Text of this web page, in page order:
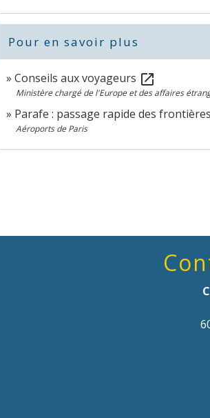
Pour en savoir plus
Conseils aux voyageurs open_in_new
Ministère chargé de l'Europe et des affaires
Parafe : passage rapide des frontières
Aéroports de Paris